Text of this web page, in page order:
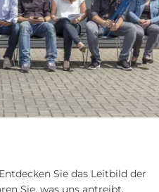
Sie das Leitbild der
Sie, was uns antreibt,